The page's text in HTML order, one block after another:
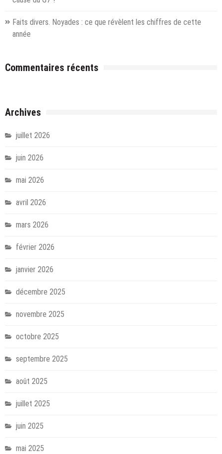
Faits divers. Noyades : ce que révèlent les chiffres de cette
année
Commentaires récents
Archives
juillet 2026
juin 2026
mai 2026
avril 2026
mars 2026
février 2026
janvier 2026
décembre 2025
novembre 2025
octobre 2025
septembre 2025
août 2025
juillet 2025
juin 2025
mai 2025